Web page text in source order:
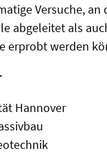
Versuche, an
abgeleitet als
erprobt werden
Hannover